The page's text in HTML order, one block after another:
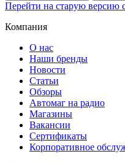
Перейти на старую версию
Компания
О нас
Наши бренды
Новости
Статьи
Обзоры
Автомаг на радио
Магазины
Вакансии
Сертификаты
Корпоративное